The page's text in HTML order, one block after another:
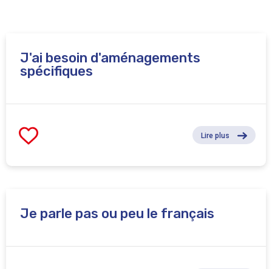
J'ai besoin d'aménagements
spécifiques
Lire plus
Je parle pas ou peu le français